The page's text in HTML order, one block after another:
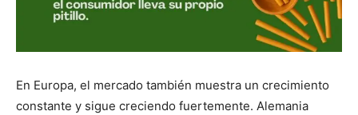
En Europa, el mercado también muestra un crecimiento
constante y sigue creciendo fuertemente. Alemania